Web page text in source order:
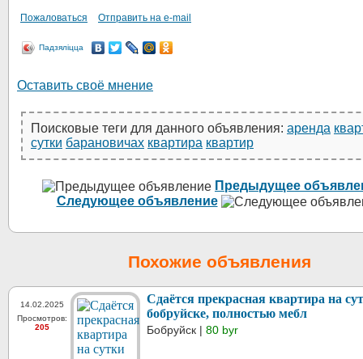
Пожаловаться Отправить на e-mail
Падзяліцца
Оставить своё мнение
Поисковые теги для данного объявления: аренда
сутки барановичах квартира квартир
Предыдущее
Следующее объявление
Похожие объявления
14.02.2025
Просмотров:
205
Сдаётся прекрасная квартира на
бобруйске, полностью мебл
Бобруйск | 80 byr